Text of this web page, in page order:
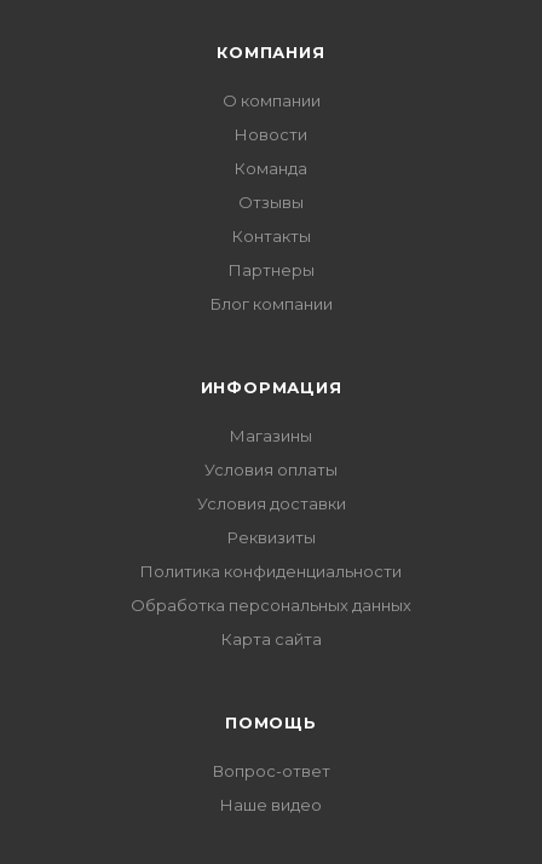
КОМПАНИЯ
О компании
Новости
Команда
Отзывы
Контакты
Партнеры
Блог компании
ИНФОРМАЦИЯ
Магазины
Условия оплаты
Условия доставки
Реквизиты
Политика конфиденциальности
Обработка персональных данных
Карта сайта
ПОМОЩЬ
Вопрос-ответ
Наше видео